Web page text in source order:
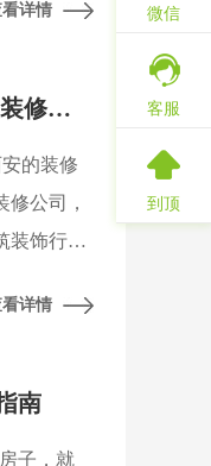
详情
西安半包装修公司哪家好？避坑攻略+口碑盘点，业主装修更有底
的装修
公司，
装饰行业
详情
南
子，就
微信
客服
到顶